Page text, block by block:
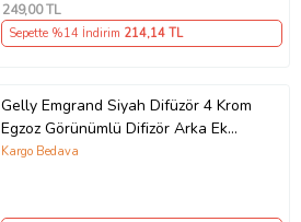
249,00 TL
Sepette %14 İndirim 214,14 TL
Gelly Emgrand Siyah Difüzör 4 Krom
Egzoz Görünümlü Difizör Arka Ek
Body Kit
Kargo Bedava